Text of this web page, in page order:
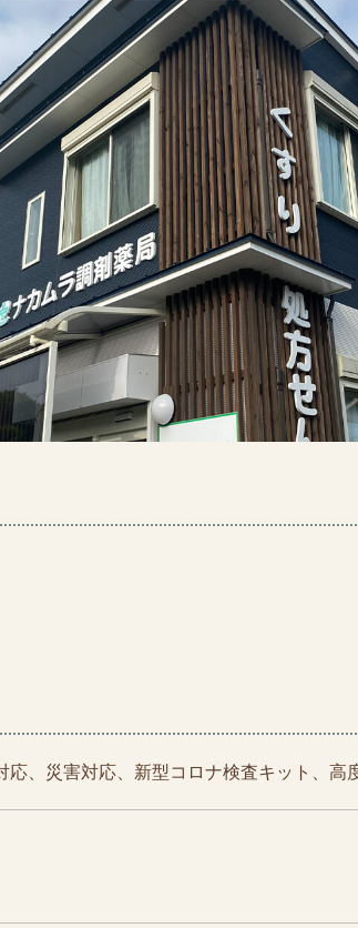
、災害対応、新型コロナ検査キット、高